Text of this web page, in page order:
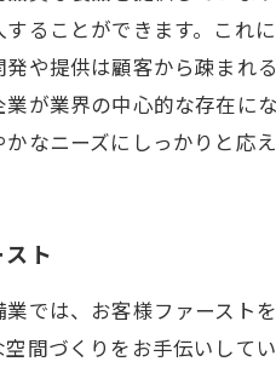
ることができます。これ
や提供は顧客から疎まれ
が業界の中心的な存在に
なニーズにしっかりと応
ト
業では、お客様ファースト
空間づくりをお手伝いして